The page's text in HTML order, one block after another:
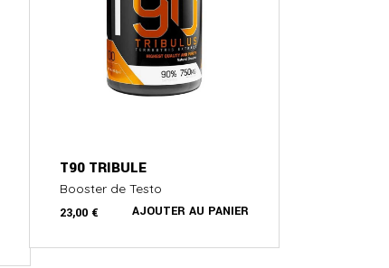
T90 TRIBULE
Booster de Testo
23,00 € AJOUTER AU PANIER